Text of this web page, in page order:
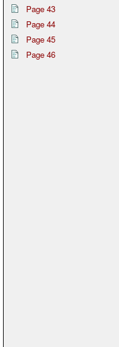
Page 43
Page 44
Page 45
Page 46